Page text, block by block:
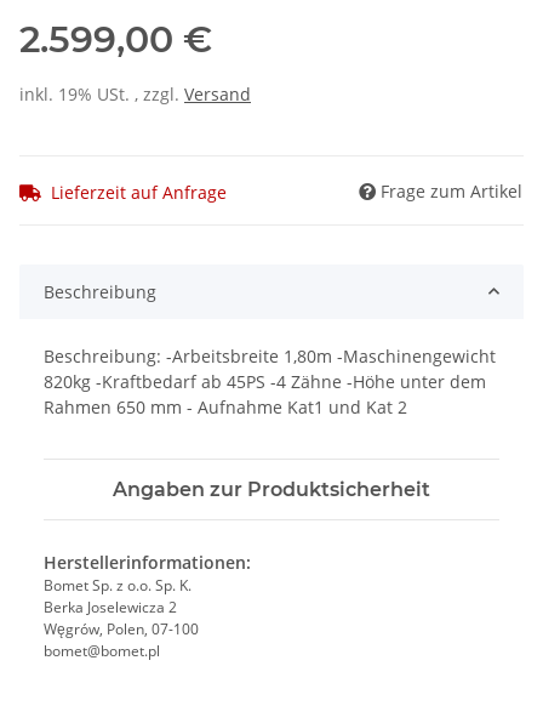
2.599,00 €
inkl. 19% USt. , zzgl. Versand
Lieferzeit auf Anfrage Frage zum Artikel
Beschreibung
Beschreibung: -Arbeitsbreite 1,80m -Maschinengewicht
820kg -Kraftbedarf ab 45PS -4 Zähne -Höhe unter dem
Rahmen 650 mm - Aufnahme Kat1 und Kat 2
Angaben zur Produktsicherheit
Herstellerinformationen:
Bomet Sp. z o.o. Sp. K.
Berka Joselewicza 2
Węgrów, Polen, 07-100
bomet@bomet.pl